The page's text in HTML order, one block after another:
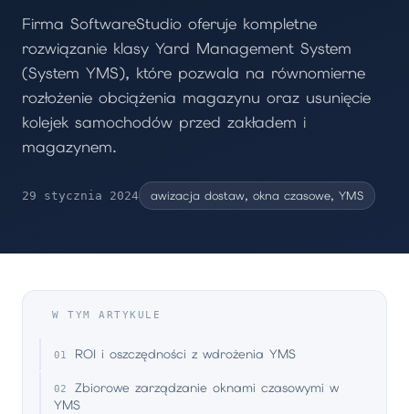
Firma SoftwareStudio oferuje kompletne
rozwiązanie klasy Yard Management System
(System YMS), które pozwala na równomierne
rozłożenie obciążenia magazynu oraz usunięcie
kolejek samochodów przed zakładem i
magazynem.
29 stycznia 2024 awizacja dostaw, okna czasowe, YMS
W TYM ARTYKULE
ROI i oszczędności z wdrożenia YMS
Zbiorowe zarządzanie oknami czasowymi w
YMS